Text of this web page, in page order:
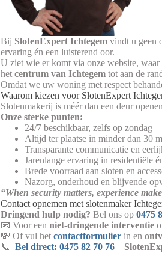
Bij SlotenExpert Ichtegem vindt u geen
ervaring én een luisterend oor.
U ziet wie er komt via onze website,
het centrum van Ichtegem tot aan de
Omdat we uw woning met respect
Waarom kiezen voor SlotenExpert
Slotenmakerij is méér dan een deur
Onze sterke punten:
24/7 beschikbaar, zelfs op zondag
Altijd ter plaatse in minder dan 30
Transparante communicatie en
Jarenlange ervaring in residentiële
Brede voorraad aan sloten en
Nazorg, onderhoud en blijvende
“When security matters, experience
Contact opnemen met slotenmaker
Dringend hulp nodig? Bel ons op 0475
📧 Voor een niet-dringende interventie
💸 Of vul het contactformulier in en
📞 Bel direct: 0475 82 70 76 –